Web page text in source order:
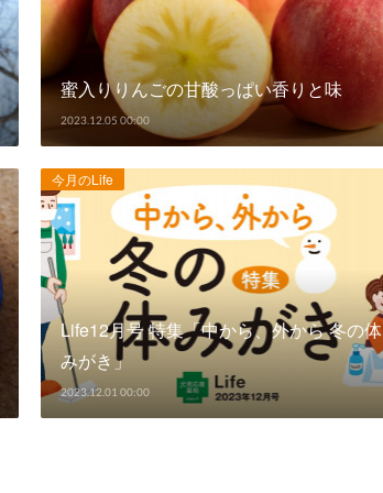
蜜入りりんごの甘酸っぱい香りと味
2023.12.05 00:00
今月のLife
Life12月号 特集「中から、外から 冬の体
みがき」
2023.12.01 00:00